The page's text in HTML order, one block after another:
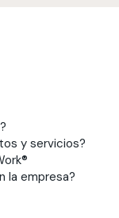
y servicios?
la empresa?